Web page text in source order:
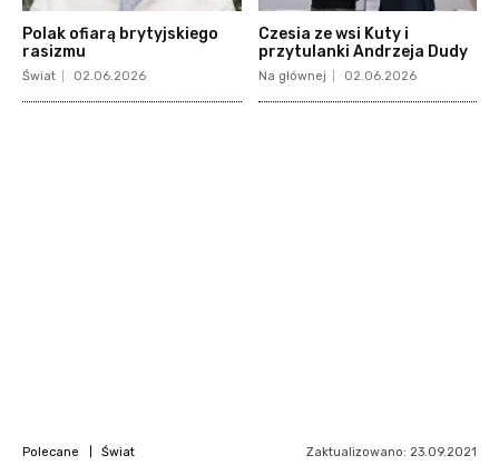
Polak ofiarą brytyjskiego
rasizmu
Świat 02.06.2026
Czesia ze wsi Kuty i
przytulanki Andrzeja Dudy
Na głównej 02.06.2026